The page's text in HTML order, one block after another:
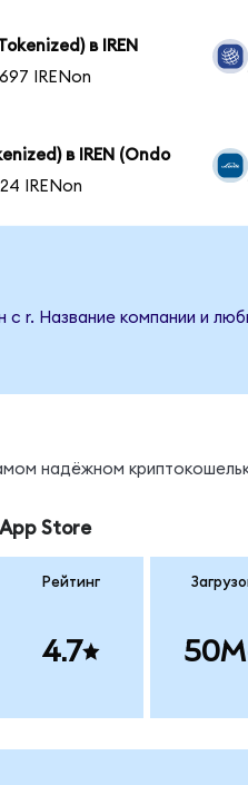
в IREN
IRENon
в IREN (Ondo
IRENon
Название компании и
надёжном
App Store
Рейтинг
4.7